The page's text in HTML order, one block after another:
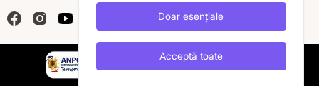
FacebookInstagramYouTube Doar esențiale
Acceptă toate